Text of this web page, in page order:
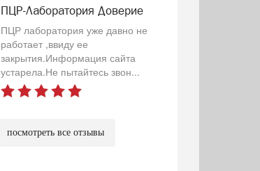
ПЦР-Лаборатория Доверие
ПЦР лаборатория уже давно не
работает ,ввиду ее
закрытия.Информация сайта
устарела.Не пытайтесь звон...
посмотреть все отзывы